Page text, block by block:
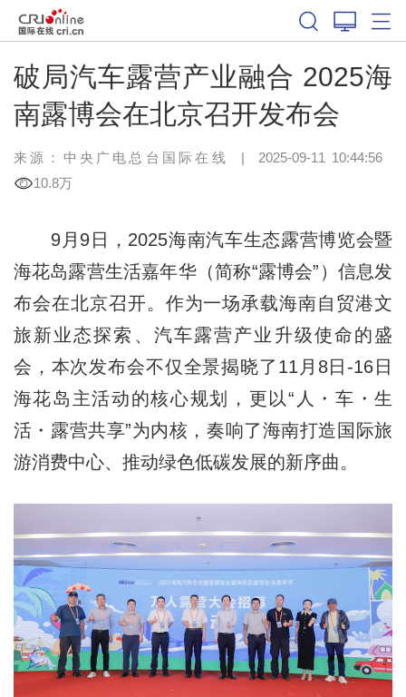
破局汽车露营产业融合 2025海
南露博会在北京召开发布会
来源：中央广电总台国际在线 | 2025-09-11 10:44:56
10.8万
9月9日，2025海南汽车生态露营博览会暨
海花岛露营生活嘉年华（简称“露博会”）信息发
布会在北京召开。作为一场承载海南自贸港文
旅新业态探索、汽车露营产业升级使命的盛
会，本次发布会不仅全景揭晓了11月8日-16日
海花岛主活动的核心规划，更以“人・车・生
活・露营共享”为内核，奏响了海南打造国际旅
游消费中心、推动绿色低碳发展的新序曲。